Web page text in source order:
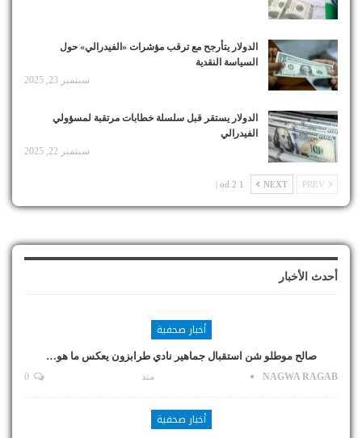
الدولار يتأرجح مع ترقب مؤشرات «الفيدرالي» حول
السياسة النقدية
سبتمبر 23, 2025
الدولار يستقر قبل سلسلة خطابات مرتقبة لمسؤولي
الفيدرالي
سبتمبر 22, 2025
NEXT
1 od 2 |
أحدث الأخبار
أخبار صحفية
صالح موطلو شن استقبال جماهير نادي طرابزون يعكس ما هو…
NAGWA RAGAB منذ
أخبار صحفية